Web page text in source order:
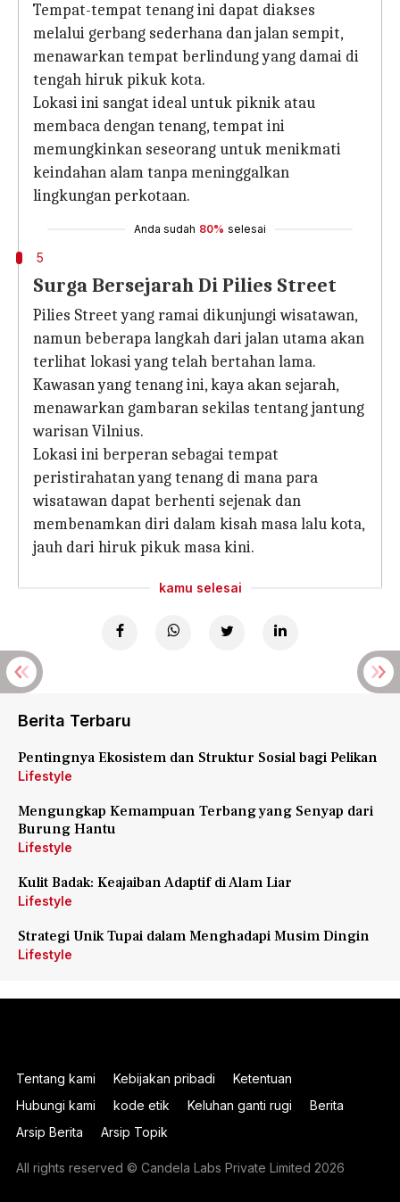
Tempat-tempat tenang ini dapat diakses
melalui gerbang sederhana dan jalan sempit,
menawarkan tempat berlindung yang damai di
tengah hiruk pikuk kota.
Lokasi ini sangat ideal untuk piknik atau
membaca dengan tenang, tempat ini
memungkinkan seseorang untuk menikmati
keindahan alam tanpa meninggalkan
lingkungan perkotaan.
Anda sudah 80% selesai
5
Surga Bersejarah Di Pilies Street
Pilies Street yang ramai dikunjungi wisatawan,
namun beberapa langkah dari jalan utama akan
terlihat lokasi yang telah bertahan lama.
Kawasan yang tenang ini, kaya akan sejarah,
menawarkan gambaran sekilas tentang jantung
warisan Vilnius.
Lokasi ini berperan sebagai tempat
peristirahatan yang tenang di mana para
wisatawan dapat berhenti sejenak dan
membenamkan diri dalam kisah masa lalu kota,
jauh dari hiruk pikuk masa kini.
kamu selesai
Berita Terbaru
Pentingnya Ekosistem dan Struktur Sosial bagi Pelikan
Lifestyle
Mengungkap Kemampuan Terbang yang Senyap dari
Burung Hantu
Lifestyle
Kulit Badak: Keajaiban Adaptif di Alam Liar
Lifestyle
Strategi Unik Tupai dalam Menghadapi Musim Dingin
Lifestyle
Tentang kami Kebijakan pribadi
Ketentuan
Hubungi kami
kode etik Keluhan ganti rugi
Berita
Arsip Berita
Arsip Topik
All rights reserved © Candela Labs Private Limited 2026